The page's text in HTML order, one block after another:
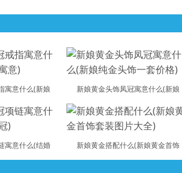
寓意什么(新娘 新娘黄金头饰凤冠寓意什么(新娘
寓意什么(结婚 新娘黄金搭配什么(新娘黄金首饰